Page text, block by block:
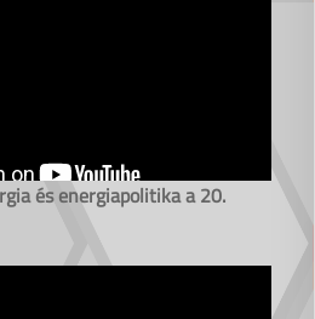
és energiapolitika a 20.